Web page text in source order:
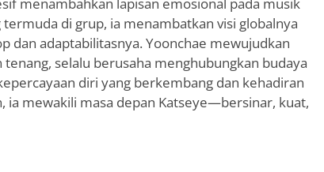
menambahkan lapisan emosional pada musik
termuda di grup, ia menambatkan visi globalnya
dan adaptabilitasnya. Yoonchae mewujudkan
selalu berusaha menghubungkan budaya
diri yang berkembang dan kehadiran
ia mewakili masa depan Katseye—bersinar, kuat,